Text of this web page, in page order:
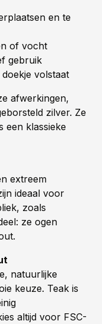
en te
of vocht
gebruik
doekje volstaat
afwerkingen,
zilver. Ze
een klassieke
extreem
ideaal voor
zoals
ze ogen
natuurlijke
keuze. Teak is
altijd voor FSC-